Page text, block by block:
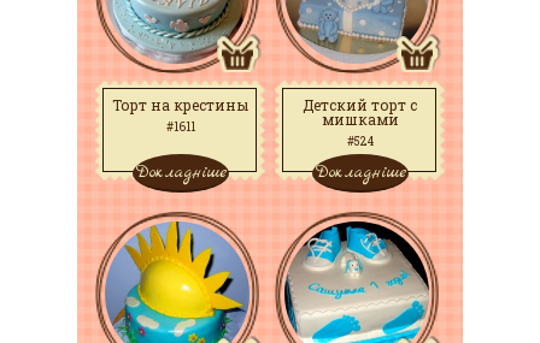
Торт на крестины
#1611
Докладніше
Детский торт с
мишками
#524
Докладніше